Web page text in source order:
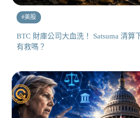
#美股
BTC 財庫公司大血洗！ Satsuma 清
有救嗎？